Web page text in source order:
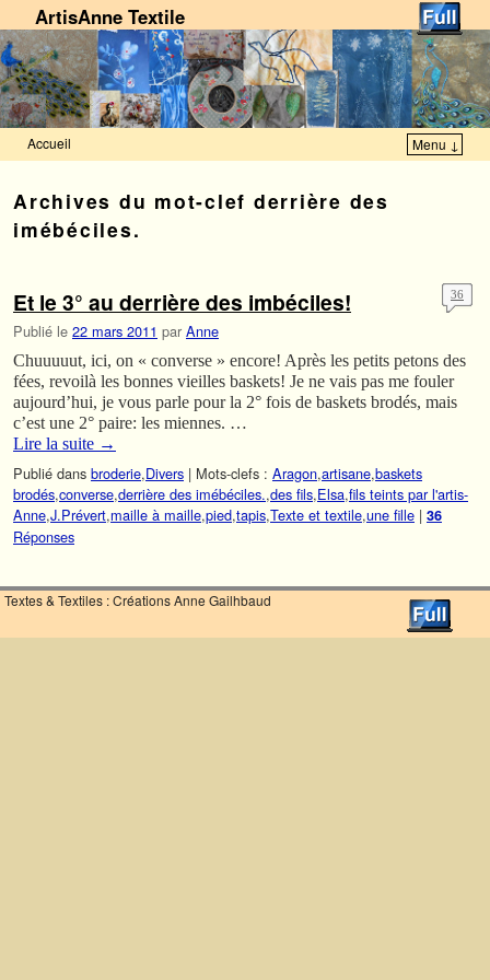
ArtisAnne Textile
Accueil Menu ↓
Archives du mot-clef derrière des
imébéciles.
Et le 3° au derrière des imbéciles!
Publié le 22 mars 2011 par Anne
36
Chuuuuut, ici, on « converse » encore! Après les petits petons des
fées, revoilà les bonnes vieilles baskets! Je ne vais pas me fouler
aujourd’hui, je vous parle pour la 2° fois de baskets brodés, mais
c’est une 2° paire: les miennes. …
Lire la suite →
Publié dans broderie,Divers | Mots-clefs : Aragon,artisane,baskets
brodés,converse,derrière des imébéciles.,des fils,Elsa,fils teints par l'artis-
Anne,J.Prévert,maille à maille,pied,tapis,Texte et textile,une fille | 36
Réponses
Textes & Textiles : Créations Anne Gailhbaud